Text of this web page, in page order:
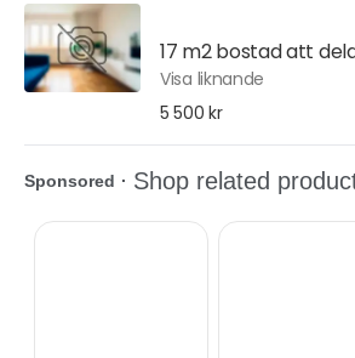
17 m2 bostad att dela
Visa liknande
5 500 kr